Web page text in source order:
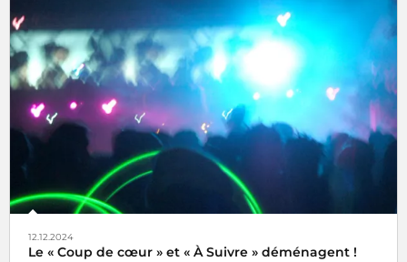
Une semaine internationale dédiée à la musique du 16 au
21 juin 2025
12.12.2024
Le « Coup de cœur » et « À Suivre » déménagent !